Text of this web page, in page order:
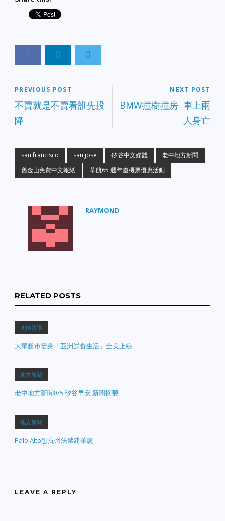
PREVIOUS POST
不賣就是不賣看誰先投
降
NEXT POST
BMW撞樹撞房 車上兩
人身亡
san francisco san jose 矽谷中文媒體
老中地方新聞
舊金山免費中文報紙
華航65 週年慶機票優惠活動
RAYMOND
RELATED POSTS
商情報導
大華超市變身「亞洲鮮食生活」全美上線
地方新聞
老中地方新聞8/5 矽谷早安 新聞摘要
地方新聞
Palo Alto想抗州法禁建華廈
LEAVE A REPLY